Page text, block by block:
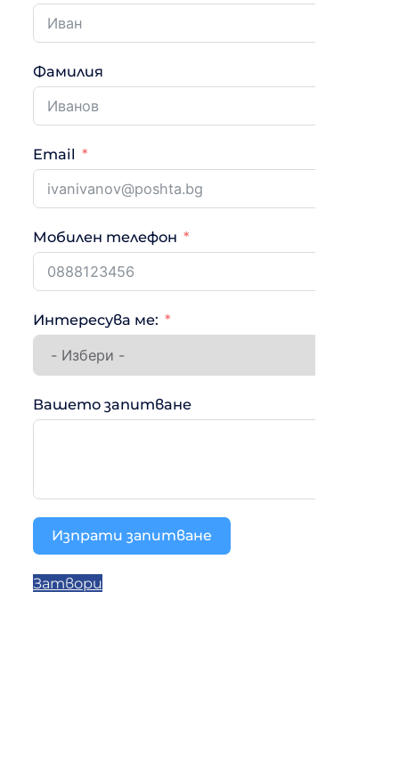
Фамилия
Email
Мобилен телефон
Интересува ме:
Вашето запитване
Изпрати запитване
Затвори